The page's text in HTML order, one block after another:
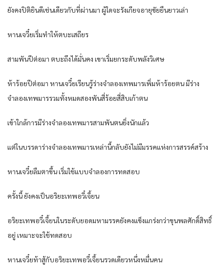
ยังคงปิติยินดีเช่นเดียวกับที่ผ่านมา ผู้ใดจะรังเกียจอายุขัยยืนยาวเล่า
หานเจวี๋ยเริ่มทำให้ตบะเสถียร
สามพันปีต่อมา ตบะถึงได้มั่นคง เขาเริ่มยกระดับพลังวิเศษ
ห้าร้อยปีต่อมา หานเจวี๋ยเรียนรู้ร่างจำลองเทพมารเพิ่มห้าร้อยตน มีร่าง
จำลองเทพมารรวมทั้งหมดสองพันสี่ร้อยสี่สิบเก้าตน
เข้าใกล้การมีร่างจำลองเทพมารสามพันตนยิ่งนักแล้ว
แต่ในบรรดาร่างจำลองเทพมารเหล่านี้กลับยังไม่มีมรรคแห่งการสรรค์สร้าง
หานเจวี๋ยลืมตาขึ้น เริ่มใช้แบบจำลองการทดสอบ
ครั้งนี้ ยังคงเป็นอริยะเทพอวี๋เจี้ยน
อริยะเทพอวี๋เจี้ยนในระดับยอดมหามรรคยังคงแข็งแกร่งกว่าขุนพลศักดิ์สิทธิ์
อยู่ เหมาะจะใช้ทดสอบ
หานเจวี๋ยท้าสู้กับอริยะเทพอวี๋เจี้ยนรวดเดียวหนึ่งหมื่นคน